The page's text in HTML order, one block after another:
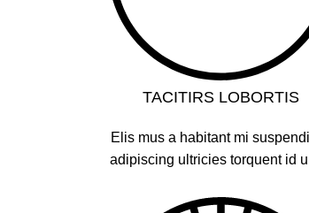
TACITIRS LOBORTIS
Elis mus a habitant mi
adipiscing ultricies torquent id